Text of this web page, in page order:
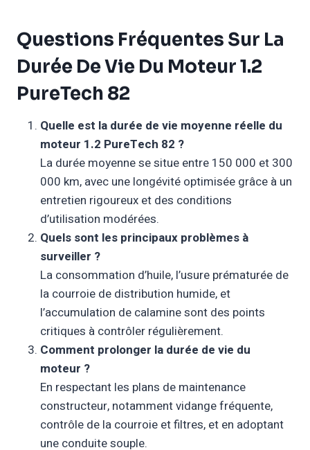
Questions Fréquentes Sur La
Durée De Vie Du Moteur 1.2
PureTech 82
Quelle est la durée de vie moyenne réelle du
moteur 1.2 PureTech 82 ?
La durée moyenne se situe entre 150 000 et 300
000 km, avec une longévité optimisée grâce à un
entretien rigoureux et des conditions
d’utilisation modérées.
Quels sont les principaux problèmes à
surveiller ?
La consommation d’huile, l’usure prématurée de
la courroie de distribution humide, et
l’accumulation de calamine sont des points
critiques à contrôler régulièrement.
Comment prolonger la durée de vie du
moteur ?
En respectant les plans de maintenance
constructeur, notamment vidange fréquente,
contrôle de la courroie et filtres, et en adoptant
une conduite souple.